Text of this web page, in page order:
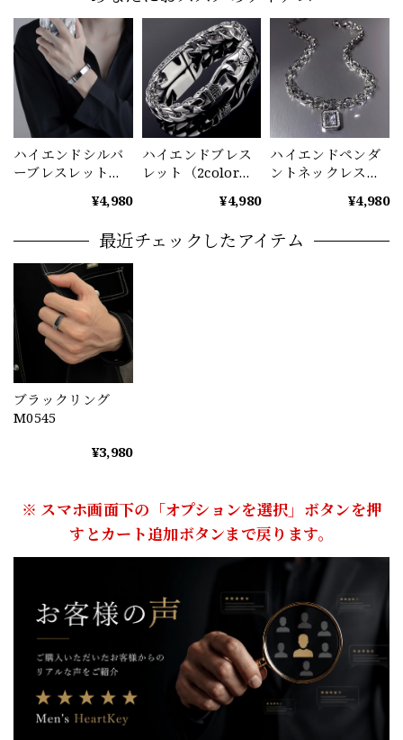
ハイエンドシルバ
ーブレスレット
¥4,980
ハイエンドブレス
レット（2color）
¥4,980
ハイエンドペンダ
ントネックレス
¥4,980
最近チェックしたアイテム
ブラックリング
M0545
¥3,980
※ スマホ画面下の「オプションを選択」ボタンを押
すとカート追加ボタンまで戻ります。